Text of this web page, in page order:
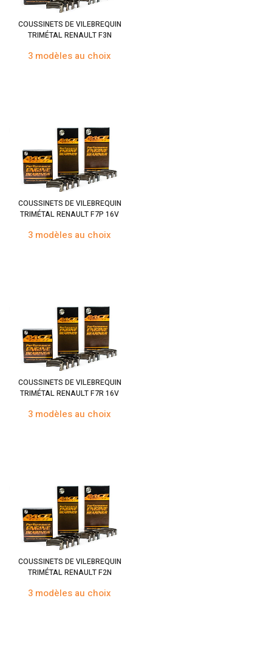
COUSSINETS DE VILEBREQUIN
TRIMÉTAL RENAULT F3N
3 modèles au choix
COUSSINETS DE VILEBREQUIN
TRIMÉTAL RENAULT F7P 16V
3 modèles au choix
COUSSINETS DE VILEBREQUIN
TRIMÉTAL RENAULT F7R 16V
3 modèles au choix
COUSSINETS DE VILEBREQUIN
TRIMÉTAL RENAULT F2N
3 modèles au choix